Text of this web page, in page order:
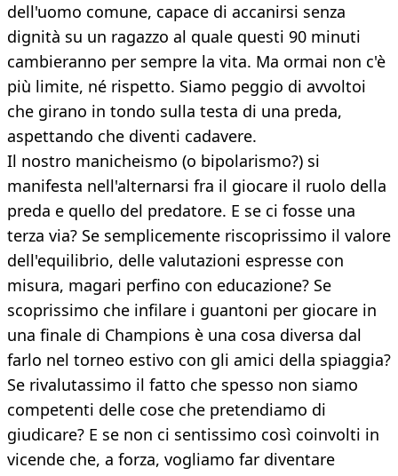
dell'uomo comune, capace di accanirsi senza
dignità su un ragazzo al quale questi 90 minuti
cambieranno per sempre la vita. Ma ormai non c'è
più limite, né rispetto. Siamo peggio di avvoltoi
che girano in tondo sulla testa di una preda,
aspettando che diventi cadavere.
Il nostro manicheismo (o bipolarismo?) si
manifesta nell'alternarsi fra il giocare il ruolo della
preda e quello del predatore. E se ci fosse una
terza via? Se semplicemente riscoprissimo il valore
dell'equilibrio, delle valutazioni espresse con
misura, magari perfino con educazione? Se
scoprissimo che infilare i guantoni per giocare in
una finale di Champions è una cosa diversa dal
farlo nel torneo estivo con gli amici della spiaggia?
Se rivalutassimo il fatto che spesso non siamo
competenti delle cose che pretendiamo di
giudicare? E se non ci sentissimo così coinvolti in
vicende che, a forza, vogliamo far diventare